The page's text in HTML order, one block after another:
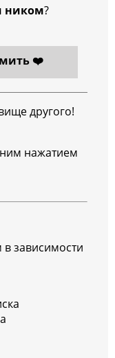
ником?
❤️
другого!
нажатием
зависимости